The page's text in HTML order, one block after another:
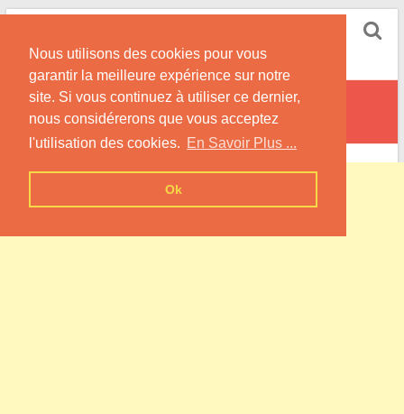
Nous utilisons des cookies pour vous
garantir la meilleure expérience sur notre
site. Si vous continuez à utiliser ce dernier,
nous considérerons que vous acceptez
l'utilisation des cookies. En Savoir Plus ...
Ok
Skip
content
Informations sur les Pompes à Chaleur
Braye-en-Thiérache